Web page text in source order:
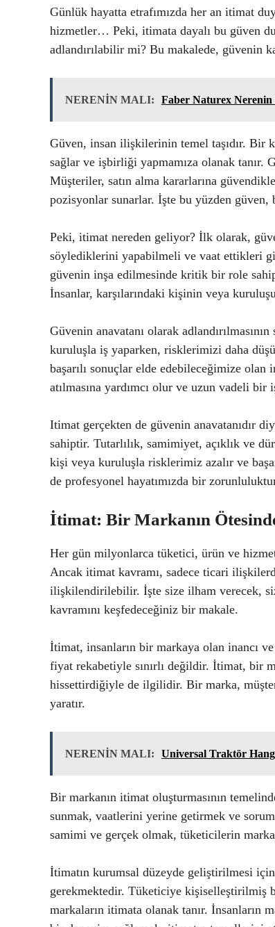
Günlük hayatta etrafımızda her an itimat
hizmetler… Peki, itimata dayalı bu güven
adlandırılabilir mi? Bu makalede, güvenin
NERENİN MALI: Faber Naturex Nerenin
Güven, insan ilişkilerinin temel taşıdır.
sağlar ve işbirliği yapmamıza olanak tanır.
Müşteriler, satın alma kararlarına
pozisyonlar sunarlar. İşte bu yüzden güven,
Peki, itimat nereden geliyor? İlk olarak,
söylediklerini yapabilmeli ve vaat ettikleri
güvenin inşa edilmesinde kritik bir role
İnsanlar, karşılarındaki kişinin veya
Güvenin anavatanı olarak
kuruluşla iş yaparken, risklerimizi daha
başarılı sonuçlar elde edebileceğimize
atılmasına yardımcı olur ve uzun vadeli
Itimat gerçekten de güvenin anavatanıdır
sahiptir. Tutarlılık, samimiyet, açıklık ve
kişi veya kuruluşla risklerimiz azalır ve
de profesyonel hayatımızda bir
İtimat: Bir Markanın
Her gün milyonlarca tüketici, ürün ve
Ancak itimat kavramı, sadece ticari
ilişkilendirilebilir. İşte size ilham verecek,
kavramını keşfedeceğiniz bir makale.
İtimat, insanların bir markaya olan inancı
fiyat rekabetiyle sınırlı değildir. İtimat, bir
hissettirdiğiyle de ilgilidir. Bir marka,
yaratır.
NERENİN MALI: Universal Traktör
Bir markanın itimat oluşturmasının
sunmak, vaatlerini yerine getirmek ve
samimi ve gerçek olmak, tüketicilerin
İtimatın kurumsal düzeyde geliştirilmesi
gerekmektedir. Tüketiciye kişiselleştirilmiş
markaların itimata olanak tanır. İnsanların